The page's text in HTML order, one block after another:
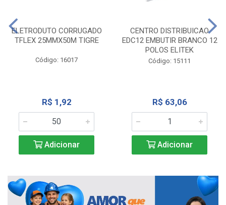
ELETRODUTO CORRUGADO
TFLEX 25MMX50M TIGRE
Código: 16017
R$ 1,92
Adicionar
CENTRO DISTRIBUICAO
EDC12 EMBUTIR BRANCO 12
POLOS ELITEK
Código: 15111
R$ 63,06
Adicionar